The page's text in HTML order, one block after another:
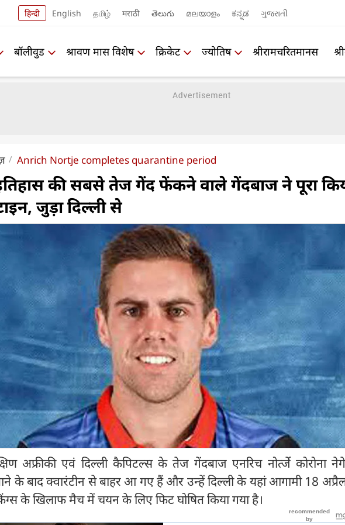
हिन्दी English தமிழ் मराठी తెలుగు മലയാളം ಕನ್ನಡ ગુજરાતી
बॉलीवुड श्रावण मास विशेष क्रिकेट ज्योतिष श्रीरामचरितमानस
Anrich Nortje completes quarantine period
की सबसे तेज गेंद फेंकने वाले गेंदबाज ने पूरा
जुड़ा दिल्ली से
अफ्रीकी एवं दिल्ली कैपिटल्स के तेज गेंदबाज एनरिच नोर्त्जे कोरोना
आने के बाद क्वारंटीन से बाहर आ गए हैं और उन्हें दिल्ली के यहां आगामी 18
के खिलाफ मैच में चयन के लिए फिट घोषित किया गया है।